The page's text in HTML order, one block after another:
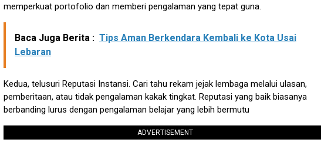
memperkuat portofolio dan memberi pengalaman yang tepat guna.
Baca Juga Berita : Tips Aman Berkendara Kembali ke Kota Usai
Lebaran
Kedua, telusuri Reputasi Instansi. Cari tahu rekam jejak lembaga melalui ulasan,
pemberitaan, atau tidak pengalaman kakak tingkat. Reputasi yang baik biasanya
berbanding lurus dengan pengalaman belajar yang lebih bermutu
ADVERTISEMENT